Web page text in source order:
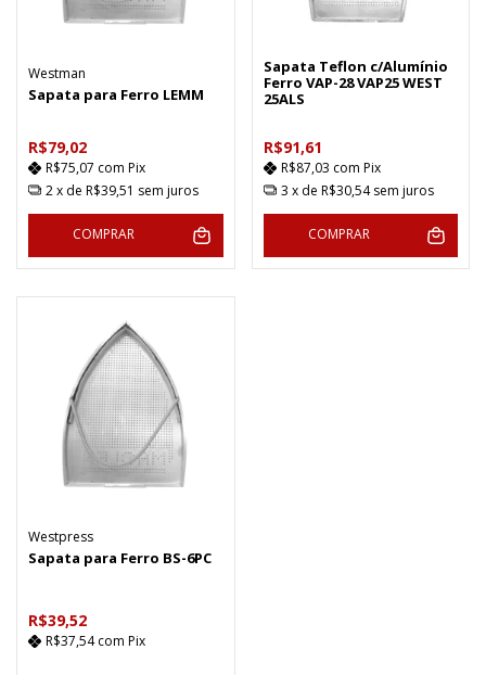
Westman
Sapata para Ferro LEMM
R$79,02
R$75,07 com Pix
2x de R$39,51 sem juros
COMPRAR
Sapata Teflon c/Alumínio
Ferro VAP-28 VAP25 WEST
25ALS
R$91,61
R$87,03 com Pix
3 x de R$30,54 sem juros
COMPRAR
Westpress
Sapata para Ferro BS-6PC
R$39,52
R$37,54com Pix